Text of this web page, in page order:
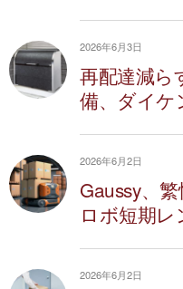
2026年6月3日
再配達減ら
備、ダイケ
2026年6月2日
Gaussy、
ロボ短期
2026年6月2日